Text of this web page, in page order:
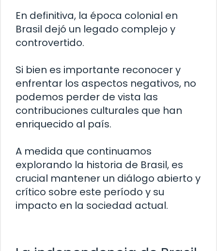
En definitiva, la época colonial en
Brasil dejó un legado complejo y
controvertido.
Si bien es importante reconocer y
enfrentar los aspectos negativos, no
podemos perder de vista las
contribuciones culturales que han
enriquecido al país.
A medida que continuamos
explorando la historia de Brasil, es
crucial mantener un diálogo abierto y
crítico sobre este período y su
impacto en la sociedad actual.